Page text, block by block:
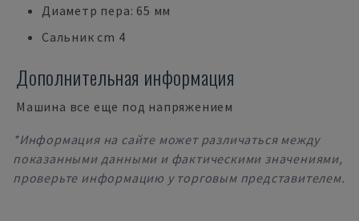
Диаметр пера: 65 мм
Сальник cm 4
Дополнительная информация
Машина все еще под напряжением
*Информация на сайте может различаться между
показанными данными и фактическими значениями,
проверьте информацию у торговым представителем.